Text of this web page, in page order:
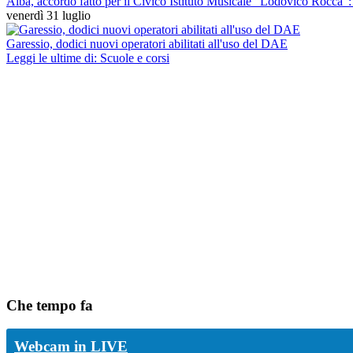
venerdì 31 luglio
Garessio, dodici nuovi operatori abilitati all'uso del DAE
Leggi le ultime di: Scuole e corsi
Che tempo fa
Webcam in LIVE